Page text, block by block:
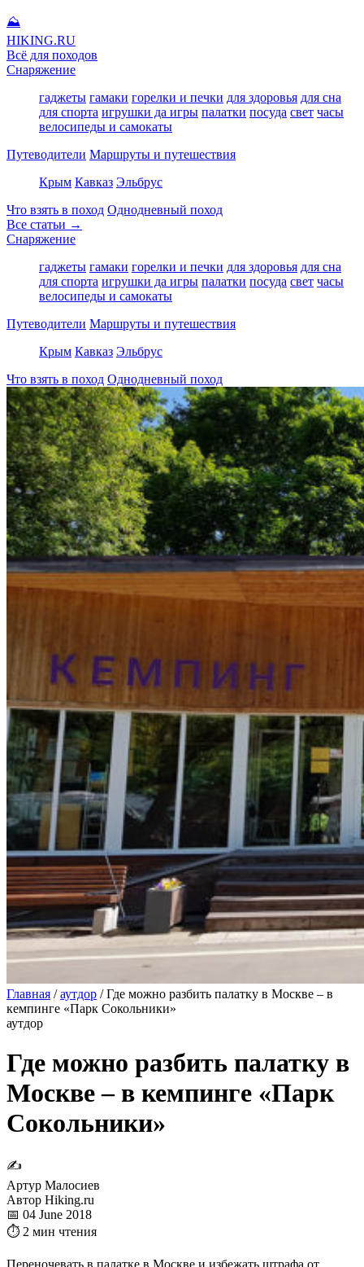
⛰
HIKING.RU
Всё для походов
Снаряжение
гаджеты гамаки горелки и печки для здоровья для сна
для спорта игрушки да игры палатки посуда свет часы
велосипеды и самокаты
Путеводители Маршруты и путешествия
Крым Кавказ Эльбрус
Что взять в поход Однодневный поход
Все статьи →
Снаряжение
гаджеты гамаки горелки и печки для здоровья для сна
для спорта игрушки да игры палатки посуда свет часы
велосипеды и самокаты
Путеводители Маршруты и путешествия
Крым Кавказ Эльбрус
Что взять в поход Однодневный поход
Главная / аутдор / Где можно разбить палатку в Москве – в
кемпинге «Парк Сокольники»
аутдор
Где можно разбить палатку в
Москве – в кемпинге «Парк
Сокольники»
✍
Артур Малосиев
Автор Hiking.ru
📅 04 June 2018
⏱ 2 мин чтения
Переночевать в палатке в Москве и избежать штрафа от